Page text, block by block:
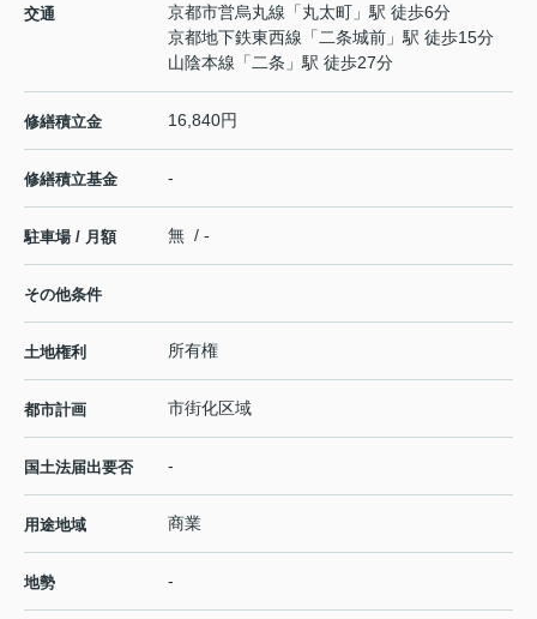
交通 京都市営烏丸線 「丸太町 」駅 徒歩6分
京都地下鉄東西線 「 二条城前 」駅 徒歩15分
山陰本線 「 二条 」駅 徒歩27分
修繕積立金 16,840円
修繕積立基金 -
駐車場 / 月額 無 / -
その他条件
土地権利 所有権
都市計画 市街化区域
国土法届出要否 -
用途地域 商業
地勢 -